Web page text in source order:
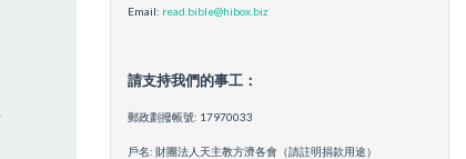
Email: read.bible@hibox.biz
請支持我們的事工：
郵政劃撥帳號: 17970033
戶名: 財團法人天主教方濟各會（請註明捐款用途）